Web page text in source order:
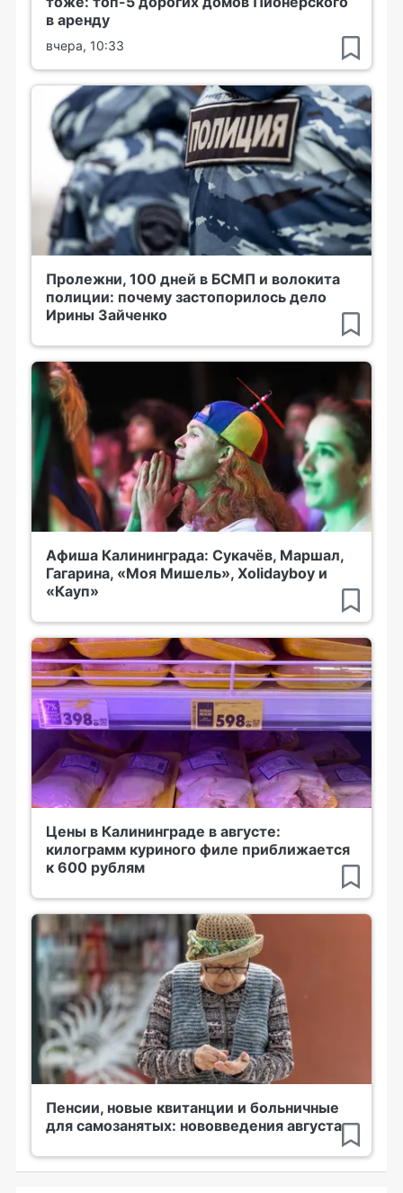
в аренду
вчера, 10:33
Пролежни, 100 дней в БСМП и волокита
полиции: почему застопорилось дело
Ирины Зайченко
Афиша Калининграда: Сукачёв, Маршал,
Гагарина, «Моя Мишель», Xolidayboy и
«Кауп»
Цены в Калининграде в августе:
килограмм куриного филе приближается
к 600 рублям
Пенсии, новые квитанции и больничные
для самозанятых: нововведения августа